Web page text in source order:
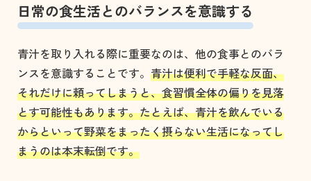
日常の食生活とのバランスを意識する
青汁を取り入れる際に重要なのは、他の食事とのバラ
ンスを意識することです。 青汁は便利で手軽な反面、
それだけに頼ってしまうと、食習慣全体の偏りを見落
とす可能性もあります。たとえば、青汁を飲んでいる
からといって野菜をまったく摂らない生活になってし
まうのは本末転倒です。